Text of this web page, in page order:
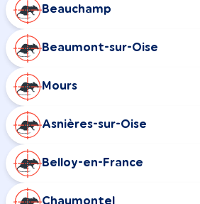
Beauchamp
Beaumont-sur-Oise
Mours
Asnières-sur-Oise
Belloy-en-France
Chaumontel